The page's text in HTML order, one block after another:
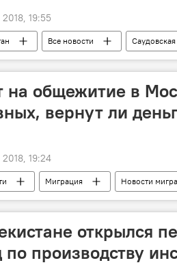
19:55
Все новости
на общежитие в
вернут ли
19:24
Миграция
Новости
Москва полиция
открылся
по производству